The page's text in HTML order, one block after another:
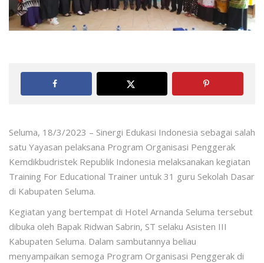
Seluma, 18/3/2023 – Sinergi Edukasi Indonesia sebagai salah
satu Yayasan pelaksana Program Organisasi Penggerak
Kemdikbudristek Republik Indonesia melaksanakan kegiatan
Training For Educational Trainer untuk 31 guru Sekolah Dasar
di Kabupaten Seluma.
Kegiatan yang bertempat di Hotel Arnanda Seluma tersebut
dibuka oleh Bapak Ridwan Sabrin, ST selaku Asisten III
Kabupaten Seluma. Dalam sambutannya beliau
menyampaikan semoga Program Organisasi Penggerak di